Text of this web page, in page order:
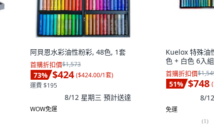
阿貝恩水彩油性粉彩, 48色, 1套
首購折扣價$1,573
73% $424 ($424.00/1套)
運費 $195
8/12 星期三 預計送達
WOW免運
Kuelox 特殊油
色 + 白色 6入
首購折扣價
51% $748 (
8/
免運
(1)